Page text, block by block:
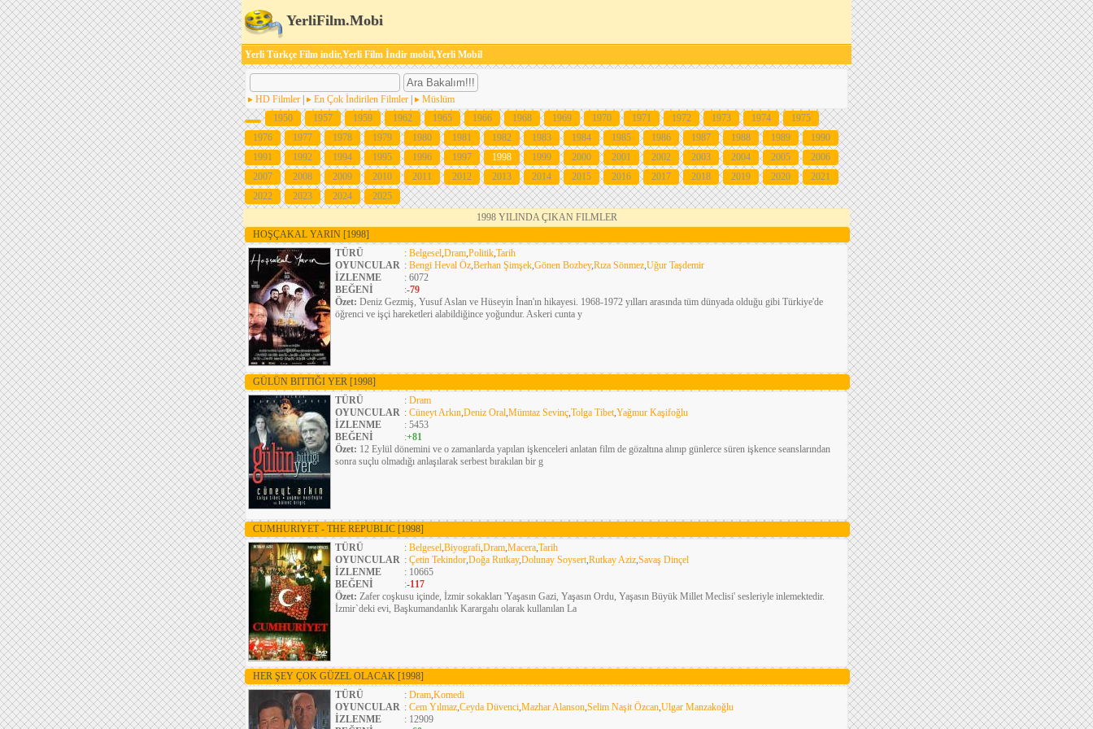
YerliFilm.Mobi
Yerli Türkçe Film indir,Yerli Film İndir mobil,Yerli Mobil
HD Filmler En Çok İndirilen Filmler
Müslüm
1950
1957 1959 1962 1965 1966 1968 1969 1970 1971 1972 1973 1974
1975
1976
1977 1978 1979 1980 1981 1982 1983 1984 1985 1986 1987 1988 1989
1990
1991
1992 1994 1995 1996 1997 1998 1999 2000 2001 2002 2003 2004 2005
2006
2007
2008 2009 2010 2011 2012 2013 2014 2015 2016 2017 2018 2019 2020
2021
2022
2023 2024
2025
1998 YILINDA ÇIKAN FILMLER
HOŞÇAKAL YARIN [1998]
TÜRÜ
: Belgesel,Dram,Politik,Tarih
OYUNCULAR : Bengi Heval Öz,Berhan Şimşek,Gönen Bozbey,Rıza Sönmez,Uğur Taşdemir
İZLENME
: 6072
BEĞENİ
:-79
Özet: Deniz Gezmiş, Yusuf Aslan ve Hüseyin İnan'ın hikayesi. 1968-1972 yılları arasında tüm dünyada olduğu gibi Türkiye'de
öğrenci ve işçi hareketleri alabildiğince yoğundur. Askeri cunta y
GÜLÜN BITTIĞI YER [1998]
TÜRÜ
: Dram
OYUNCULAR : Cüneyt Arkın,Deniz Oral,Mümtaz Sevinç,Tolga Tibet,Yağmur Kaşifoğlu
İZLENME
: 5453
BEĞENİ
:+81
Özet: 12 Eylül dönemini ve o zamanlarda yapılan işkenceleri anlatan film de gözaltına alınıp günlerce süren işkence seanslarından
sonra suçlu olmadığı anlaşılarak serbest bırakılan bir g
CUMHURIYET - THE REPUBLIC [1998]
TÜRÜ
: Belgesel,Biyografi,Dram,Macera,Tarih
OYUNCULAR : Çetin Tekindor,Doğa Rutkay,Dolunay Soysert,Rutkay Aziz,Savaş Dinçel
İZLENME
: 10665
BEĞENİ
:-117
Özet: Zafer coşkusu içinde, İzmir sokakları 'Yaşasın Gazi, Yaşasın Ordu, Yaşasın Büyük Millet Meclisi' sesleriyle inlemektedir.
İzmir`deki evi, Başkumandanlık Karargahı olarak kullanılan La
HER ŞEY ÇOK GÜZEL OLACAK [1998]
TÜRÜ
: Dram,Komedi
OYUNCULAR : Cem Yılmaz,Ceyda Düvenci,Mazhar Alanson,Selim Naşit Özcan,Ulgar Manzakoğlu
İZLENME
: 12909